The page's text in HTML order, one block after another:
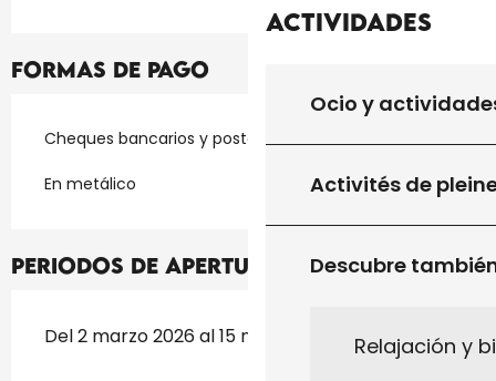
Actividades
Ocio y
Activités de
Descubre
Relajación y
Formas de pago
Cheques bancarios y postales
En metálico
Periodos de apertura
Del 2 marzo 2026 al 15 noviembre 2026